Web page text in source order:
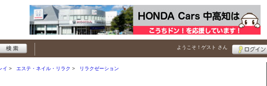
ようこそ！ ゲスト さん
イ エステ・ネイル・リラク リラクゼーション